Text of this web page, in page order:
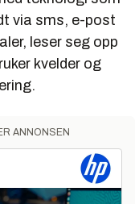
via sms, e-post
leser seg opp
kvelder og
ANNONSEN